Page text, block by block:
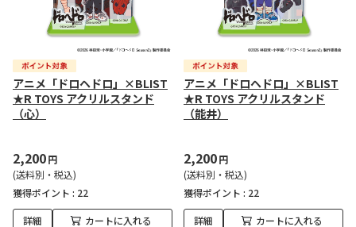
アニメ「ドロヘドロ」×BLIST
★R TOYS アクリルスタンド
（心）
2,200円
(送料別・税込)
獲得ポイント : 22
詳細 カートに入れる
アニメ「ドロヘドロ」×BLIST
★R TOYS アクリルスタンド
（能井）
2,200円
(送料別・税込)
獲得ポイント : 22
詳細 カートに入れる